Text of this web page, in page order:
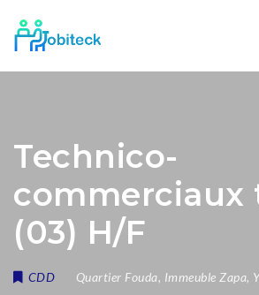
Technico-
commerciaux
(03) H/F
CDD Quartier Fouda, Immeuble Zapa,